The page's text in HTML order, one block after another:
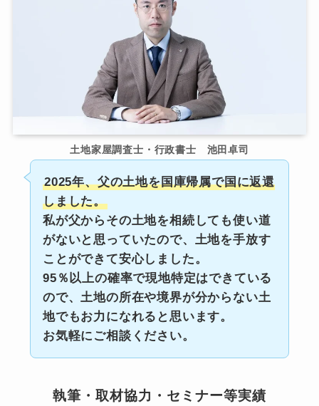
土地家屋調査士・行政書士 池田卓司
2025年、父の土地を国庫帰属で国に返還
しました。
私が父からその土地を相続しても使い道
がないと思っていたので、土地を手放す
ことができて安心しました。
95％以上の確率で現地特定はできている
ので、土地の所在や境界が分からない土
地でもお力になれると思います。
お気軽にご相談ください。
執筆・取材協力・セミナー等実績